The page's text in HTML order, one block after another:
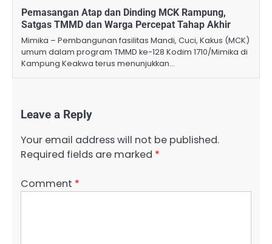
Pemasangan Atap dan Dinding MCK Rampung,
Satgas TMMD dan Warga Percepat Tahap Akhir
Mimika – Pembangunan fasilitas Mandi, Cuci, Kakus (MCK)
umum dalam program TMMD ke-128 Kodim 1710/Mimika di
Kampung Keakwa terus menunjukkan…
Leave a Reply
Your email address will not be published.
Required fields are marked *
Comment *